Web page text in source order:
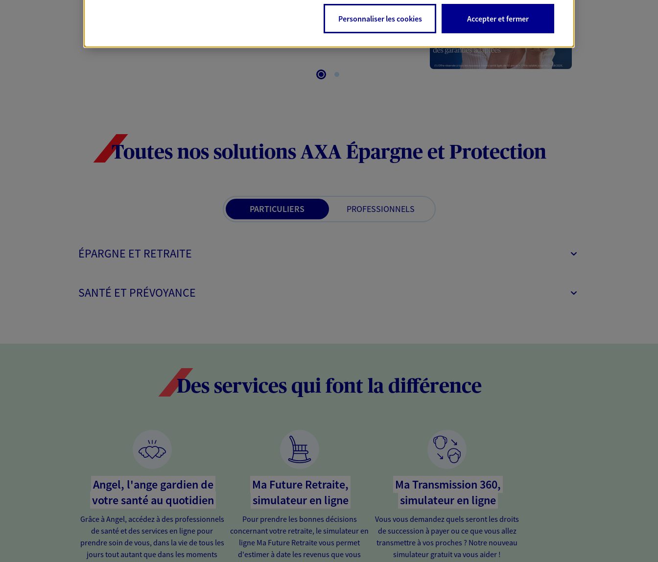
Contactez-nous pour plus d’information sur l’offre et ses conditions.
Toutes nos solutions AXA Épargne et Protection
PARTICULIERS PROFESSIONNELS
ÉPARGNE ET RETRAITE
SANTÉ ET PRÉVOYANCE
Des services qui font la différence
Angel, l'ange gardien de
votre santé au quotidien
Grâce à Angel, accédez à des professionnels
de santé et des services en ligne pour
prendre soin de vous, dans la vie de tous les
jours tout autant que dans les moments
Ma Future Retraite,
simulateur en ligne
Pour prendre les bonnes décisions
concernant votre retraite, le simulateur en
ligne Ma Future Retraite vous permet
d'estimer à date les revenus que vous
Ma Transmission 360,
simulateur en ligne
Vous vous demandez quels seront les droits
de succession à payer ou ce que vous allez
transmettre à vos proches ? Notre nouveau
simulateur gratuit va vous aider !
Personnaliser les cookies Accepter et fermer